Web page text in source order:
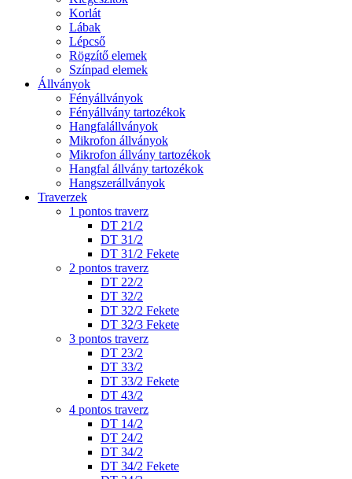
Korlát
Lábak
Lépcső
Rögzítő elemek
Színpad elemek
Állványok
Fényállványok
Fényállvány tartozékok
Hangfalállványok
Mikrofon állványok
Mikrofon állvány tartozékok
Hangfal állvány tartozékok
Hangszerállványok
Traverzek
1 pontos traverz
DT 21/2
DT 31/2
DT 31/2 Fekete
2 pontos traverz
DT 22/2
DT 32/2
DT 32/2 Fekete
DT 32/3 Fekete
3 pontos traverz
DT 23/2
DT 33/2
DT 33/2 Fekete
DT 43/2
4 pontos traverz
DT 14/2
DT 24/2
DT 34/2
DT 34/2 Fekete